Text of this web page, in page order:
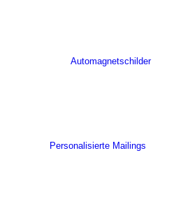
Automagnetschilder
Personalisierte Mailings